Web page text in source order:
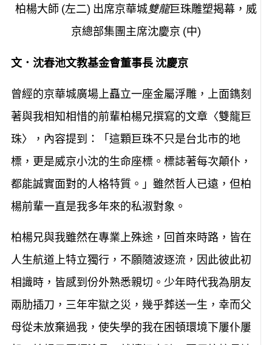
柏楊大師 (左二) 出席京華城雙龍巨珠雕塑揭幕，威
京總部集團主席沈慶京 (中)
文．沈春池文教基金會董事長 沈慶京
曾經的京華城廣場上矗立一座金屬浮雕，上面鐫刻
著與我相知相惜的前輩柏楊兄撰寫的文章〈雙龍巨
珠〉，內容提到：「這顆巨珠不只是台北市的地
標，更是威京小沈的生命座標。標誌著每次顛仆，
都能誠實面對的人格特質。」雖然哲人已遠，但柏
楊前輩一直是我多年來的私淑對象。
柏楊兄與我雖然在專業上殊途，回首來時路，皆在
人生航道上特立獨行，不願隨波逐流，因此彼此初
相識時，皆感到份外熟悉親切。少年時代我為朋友
兩肋插刀，三年牢獄之災，幾乎葬送一生，幸而父
母從未放棄過我，使失學的我在困頓環境下屢仆屢